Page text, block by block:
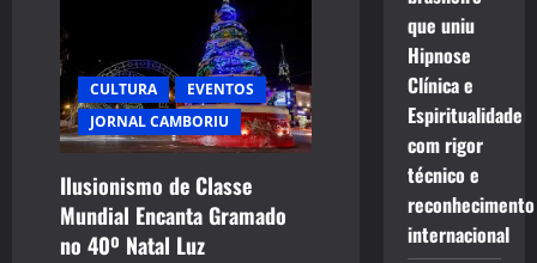
CULTURA
EVENTOS
JORNAL CAMBORIU
Ilusionismo de Classe
Mundial Encanta Gramado
no 40º Natal Luz
que uniu
Hipnose
Clínica e
Espiritualidade
com rigor
técnico e
reconhecimento
internacional